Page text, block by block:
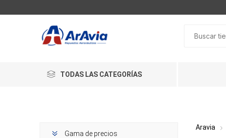
TODAS LAS CATEGORÍAS
Aravia
Gama de precios